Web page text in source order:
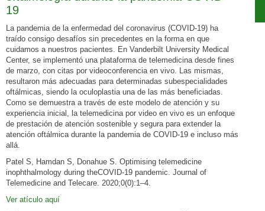
19
La pandemia de la enfermedad del coronavirus (COVID-19) ha
traído consigo desafíos sin precedentes en la forma en que
cuidamos a nuestros pacientes. En Vanderbilt University Medical
Center, se implementó una plataforma de telemedicina desde fines
de marzo, con citas por videoconferencia en vivo. Las mismas,
resultaron más adecuadas para determinadas subespecialidades
oftálmicas, siendo la oculoplastia una de las más beneficiadas.
Como se demuestra a través de este modelo de atención y su
experiencia inicial, la telemedicina por video en vivo es un enfoque
de prestación de atención sostenible y segura para extender la
atención oftálmica durante la pandemia de COVID-19 e incluso más
allá.
Patel S, Hamdan S, Donahue S. Optimising telemedicine
inophthalmology during theCOVID-19 pandemic. Journal of
Telemedicine and Telecare. 2020;0(0):1–4.
Ver atículo aquí